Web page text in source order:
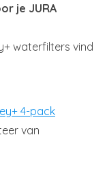
je JURA
waterfilters vind
4-pack
van